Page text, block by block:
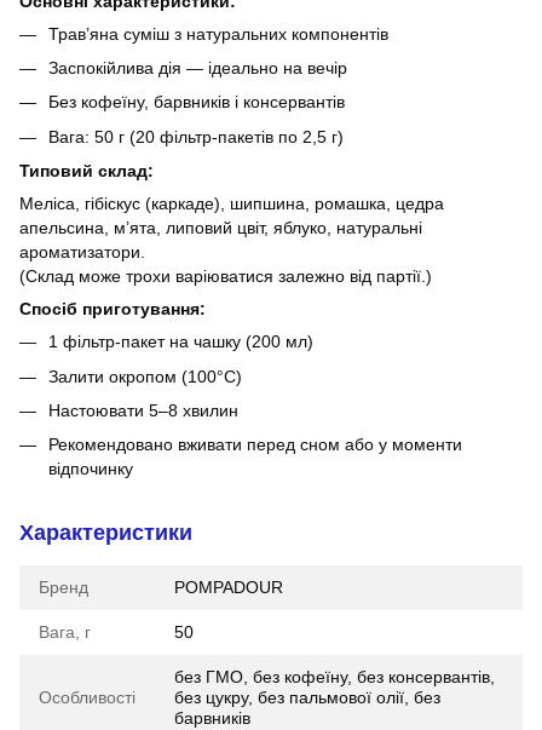
Трав’яна суміш з натуральних компонентів
Заспокійлива дія — ідеально на вечір
Без кофеїну, барвників і консервантів
Вага: 50 г (20 фільтр-пакетів по 2,5 г)
Типовий склад:
Меліса, гібіскус (каркаде), шипшина, ромашка, цедра
апельсина, м’ята, липовий цвіт, яблуко, натуральні
ароматизатори.
(Склад може трохи варіюватися залежно від партії.)
Спосіб приготування:
1 фільтр-пакет на чашку (200 мл)
Залити окропом (100°C)
Настоювати 5–8 хвилин
Рекомендовано вживати перед сном або у моменти
відпочинку
Характеристики
Бренд POMPADOUR
Вага, г 50
Особливості
без ГМО, без кофеїну, без консервантів,
без цукру, без пальмової олії, без
барвників